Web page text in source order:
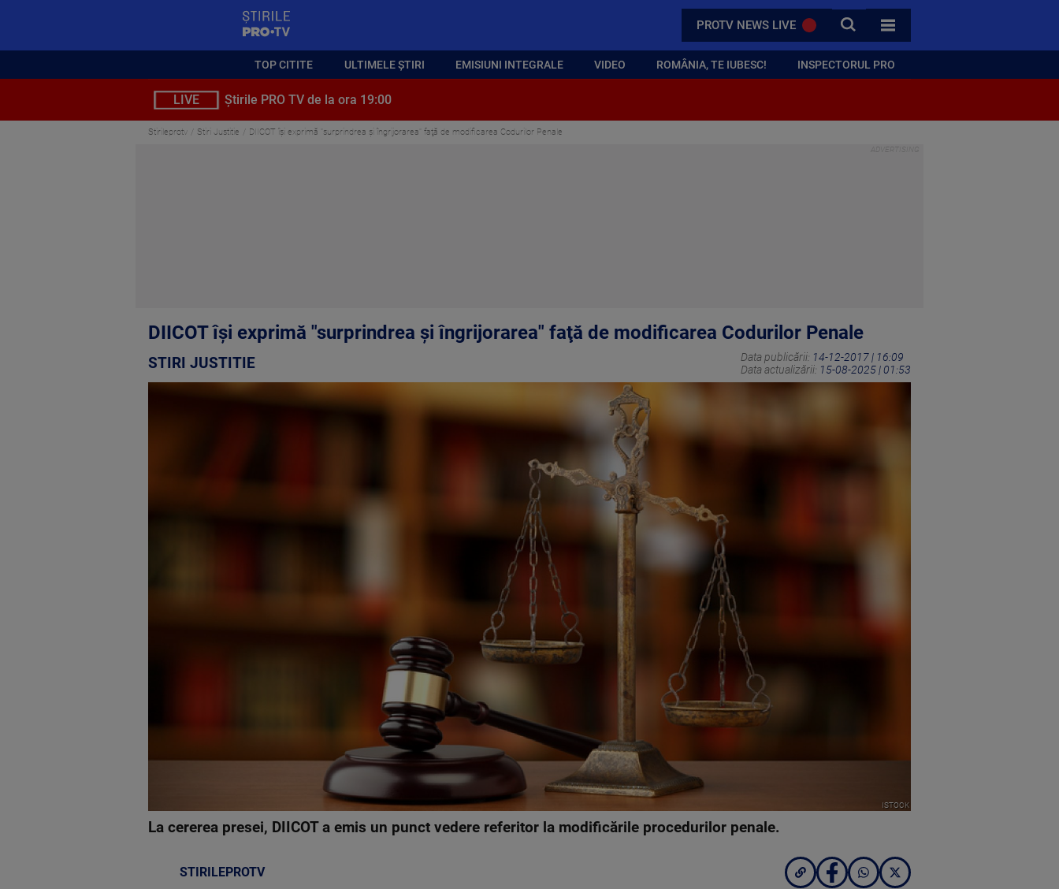
PROTV NEWS LIVE CAUTA
TOATE CATEGORIILE
TOP CITITE ULTIMELE ȘTIRI EMISIUNI INTEGRALE VIDEO ROMÂNIA, TE IUBESC! INSPECTORUL PRO
LIVE Știrile PRO TV de la ora 19:00
Stirileprotv Stiri Justitie DIICOT îşi exprimă "surprindrea şi îngrijorarea" faţă de modificarea Codurilor Penale
DIICOT îşi exprimă "surprindrea şi îngrijorarea" faţă de modificarea Codurilor Penale
STIRI JUSTITIE Data publicării: 14-12-2017 | 16:09
Data actualizării: 15-08-2025 | 01:53
ISTOCK
La cererea presei, DIICOT a emis un punct vedere referitor la modificările procedurilor penale.
STIRILEPROTV